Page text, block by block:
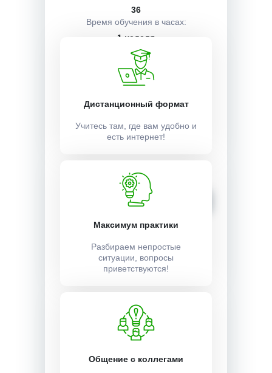
36
Время обучения в часах:
1 неделя
Получить
Записаться
Дистанционный формат
Учитесь там, где вам удобно и
есть интернет!
Максимум практики
Разбираем непростые
ситуации, вопросы
приветствуются!
Общение с коллегами